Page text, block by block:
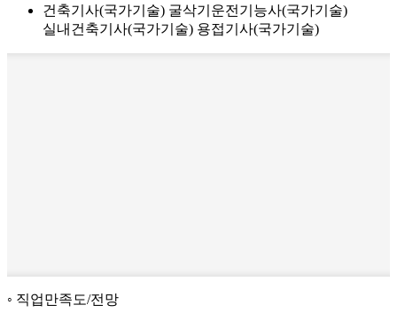
건축기사(국가기술) 굴삭기운전기능사(국가기술)
실내건축기사(국가기술) 용접기사(국가기술)
직업만족도/전망